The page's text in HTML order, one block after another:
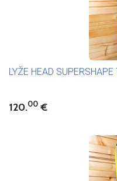
LYŽE HEAD
120.00 €